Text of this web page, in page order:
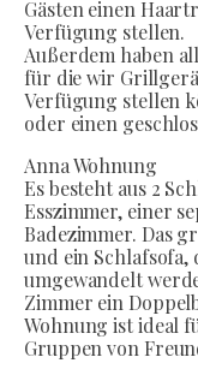
Gästen einen
Verfügung stellen.
Außerdem haben
für die wir
Verfügung stellen
oder einen
Anna Wohnung
Es besteht aus 2
Esszimmer, einer
Badezimmer. Das
und ein Schlafsofa,
umgewandelt
Zimmer ein
Wohnung ist ideal
Gruppen von